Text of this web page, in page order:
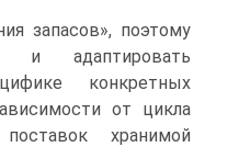
запасов», поэтому
и адаптировать
конкретных
от цикла
хранимой